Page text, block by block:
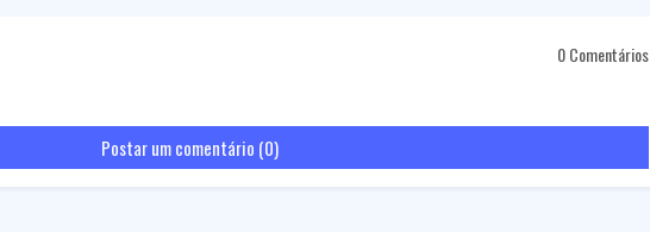
0 Comentários
Postar um comentário (0)